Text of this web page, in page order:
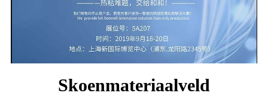
Skoenmateriaalveld